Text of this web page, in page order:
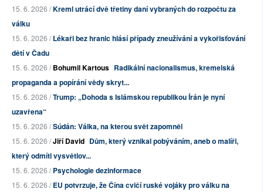
15. 6. 2026 /Kreml utrácí dvě třetiny daní vybraných do rozpočtu za
válku
15. 6. 2026 /Lékaři bez hranic hlásí případy zneužívání a vykořisťování
dětí v Čadu
15. 6. 2026 /Bohumil Kartous Radikální nacionalismus, kremelská
propaganda a popírání vědy skryt...
15. 6. 2026 /Trump: „Dohoda s Islámskou republikou Írán je nyní
uzavřena“
15. 6. 2026 /Súdán: Válka, na kterou svět zapomněl
15. 6. 2026 /Jiří David Dům, který vznikal pobýváním, aneb o malíři,
který odmítl vysvětlov...
15. 6. 2026 /Psychologie dezinformace
15. 6. 2026 /EU potvrzuje, že Čína cvičí ruské vojáky pro válku na